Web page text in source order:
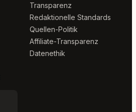
Transparenz
Redaktionelle Standards
Quellen-Politik
Affiliate-Transparenz
Datenethik